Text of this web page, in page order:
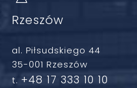
Rzeszów
al. Piłsudskiego 44
35-001 Rzeszów
t. +48 17 333 10 10